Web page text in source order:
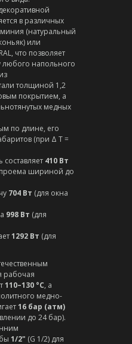
в различных
(натуральный
или
что позволяет
любого напольного
толщиной 1,2
покрытием, а
медных
по длине, его
(при Δ T =
410 Вт
проема шириной до
704 Вт (для окна
998 Вт (для
1292 Вт (для
рабочая
110–130 °C, а
медно-
16 бар (атм)
до 24 бар).
1/2" (G 1/2) для